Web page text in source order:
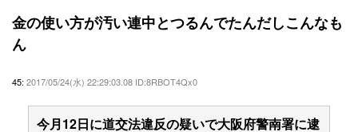
金の使い方が汚い連中とつるんでたんだしこんなも
ん
45: 2017/05/24(水) 22:29:03.08 ID:8RBOT4Qx0
今月12日に道交法違反の疑いで大阪府警南署に逮